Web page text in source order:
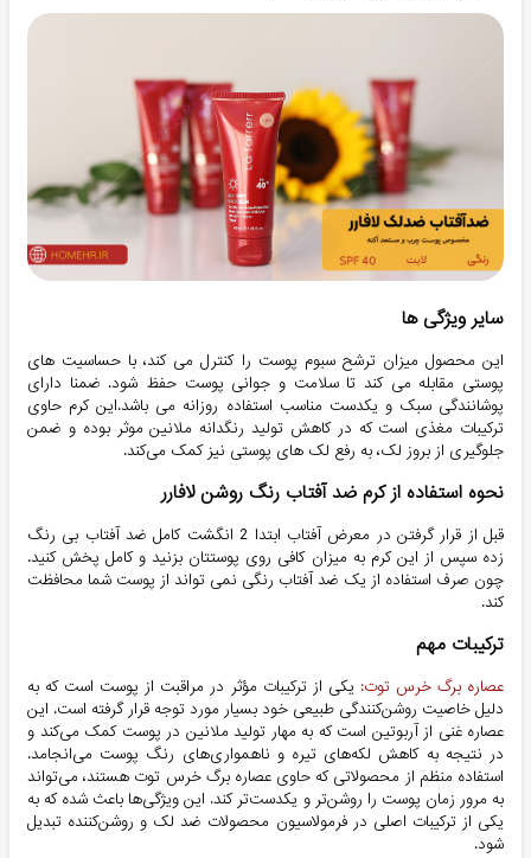
سایر ویژگی ها
این محصول میزان ترشح سبوم پوست را کنترل می کند، با حساسیت های
پوستی مقابله می کند تا سلامت و جوانی پوست حفظ شود. ضمنا دارای
پوشانندگی سبک و یکدست مناسب استفاده روزانه می باشد.این کرم حاوی
ترکیبات مغذی است که در کاهش تولید رنگدانه ملانین موثر بوده و ضمن
جلوگیری از بروز لک، به رفع لک های پوستی نیز کمک می‌کند.
نحوه استفاده از کرم ضد آفتاب رنگ روشن لافارر
قبل از قرار گرفتن در معرض آفتاب ابتدا 2 انگشت کامل ضد آفتاب بی رنگ
زده سپس از این کرم به میزان کافی روی پوستتان بزنید و کامل پخش کنید.
چون صرف استفاده از یک ضد آفتاب رنگی نمی تواند از پوست شما محافظت
کند.
ترکیبات مهم
عصاره برگ خرس توت: یکی از ترکیبات مؤثر در مراقبت از پوست است که به
دلیل خاصیت روشن‌کنندگی طبیعی خود بسیار مورد توجه قرار گرفته است. این
عصاره غنی از آربوتین است که به مهار تولید ملانین در پوست کمک می‌کند و
در نتیجه به کاهش لکه‌های تیره و ناهمواری‌های رنگ پوست می‌انجامد.
استفاده منظم از محصولاتی که حاوی عصاره برگ خرس توت هستند، می‌تواند
به مرور زمان پوست را روشن‌تر و یکدست‌تر کند. این ویژگی‌ها باعث شده که به
یکی از ترکیبات اصلی در فرمولاسیون محصولات ضد لک و روشن‌کننده تبدیل
شود.